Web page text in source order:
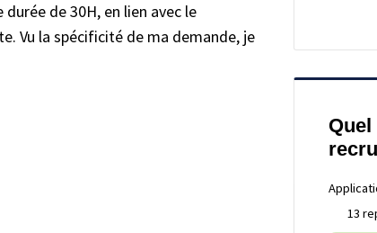
de 30H, en lien avec le
Vu la spécificité de ma demande, je
13